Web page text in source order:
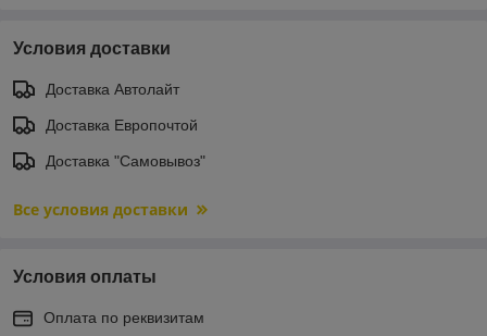
Условия доставки
Доставка Автолайт
Доставка Европочтой
Доставка "Самовывоз"
Все условия доставки
Условия оплаты
Оплата по реквизитам